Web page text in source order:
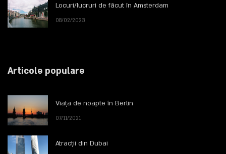
Locuri/lucruri de făcut în Amsterdam
08/02/2023
Articole populare
Viața de noapte în Berlin
07/11/2021
Atracții din Dubai